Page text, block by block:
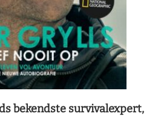
bekendste survivalexpert,